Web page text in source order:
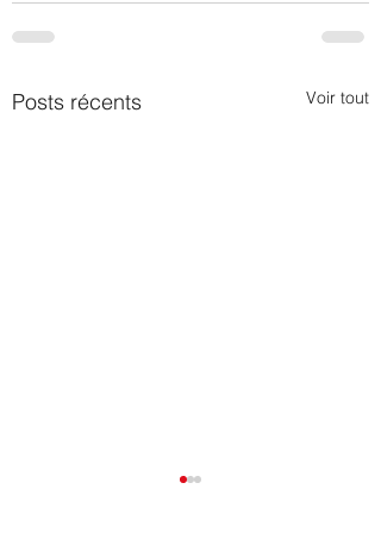
Posts récents Voir tout